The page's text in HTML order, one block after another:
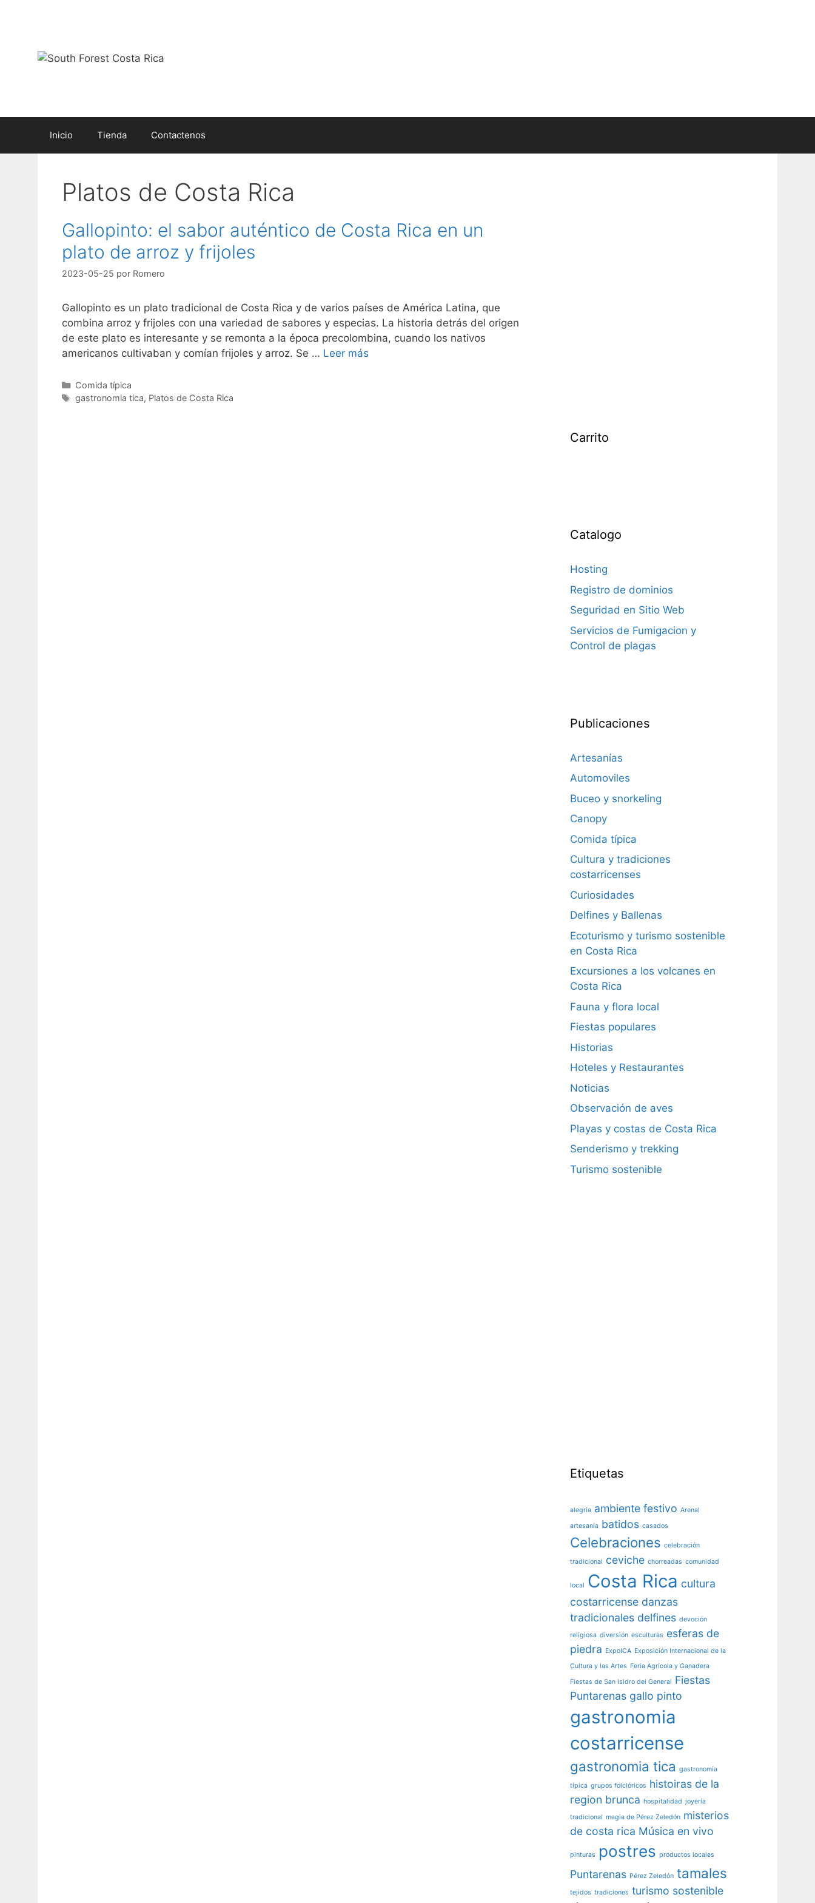
Inicio Tienda Contactenos
Platos de Costa Rica
Gallopinto: el sabor auténtico de Costa Rica en un
plato de arroz y frijoles
2023-05-25 por Romero
Gallopinto es un plato tradicional de Costa Rica y de varios países de América Latina, que
combina arroz y frijoles con una variedad de sabores y especias. La historia detrás del origen
de este plato es interesante y se remonta a la época precolombina, cuando los nativos
americanos cultivaban y comían frijoles y arroz. Se … Leer más
Categorías
Comida típica
Etiquetas
gastronomia tica, Platos de Costa Rica
Carrito
Catalogo
Hosting
Registro de dominios
Seguridad en Sitio Web
Servicios de Fumigacion y
Control de plagas
Publicaciones
Artesanías
Automoviles
Buceo y snorkeling
Canopy
Comida típica
Cultura y tradiciones
costarricenses
Curiosidades
Delfines y Ballenas
Ecoturismo y turismo sostenible
en Costa Rica
Excursiones a los volcanes en
Costa Rica
Fauna y flora local
Fiestas populares
Historias
Hoteles y Restaurantes
Noticias
Observación de aves
Playas y costas de Costa Rica
Senderismo y trekking
Turismo sostenible
Etiquetas
alegría ambiente festivo Arenal
artesanía batidos casados
Celebraciones celebración
tradicional ceviche chorreadas comunidad
local Costa Rica cultura
costarricense danzas
tradicionales delfines devoción
religiosa diversión esculturas esferas de
piedra ExpoICA Exposición Internacional de la
Cultura y las Artes Feria Agrícola y Ganadera
Fiestas de San Isidro del General Fiestas
Puntarenas gallo pinto
gastronomia
costarricense
gastronomia tica gastronomía
típica grupos folclóricos histoiras de la
region brunca hospitalidad joyería
tradicional magia de Pérez Zeledón misterios
de costa rica Música en vivo
pinturas postres productos locales
Puntarenas Pérez Zeledón tamales
tejidos tradiciones turismo sostenible